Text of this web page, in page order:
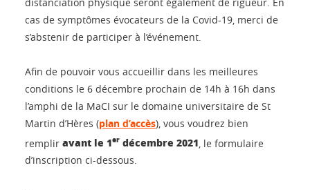
cas de symptômes évocateurs de la Covid-19, merci de
s’abstenir de participer à l’événement.
Afin de pouvoir vous accueillir dans les meilleures
conditions le 6 décembre prochain de 14h à 16h dans
l’amphi de la MaCI sur le domaine universitaire de St
Martin d’Hères (plan d’accès), vous voudrez bien
remplir avant le 1er décembre 2021 , le formulaire
d’inscription ci-dessous.